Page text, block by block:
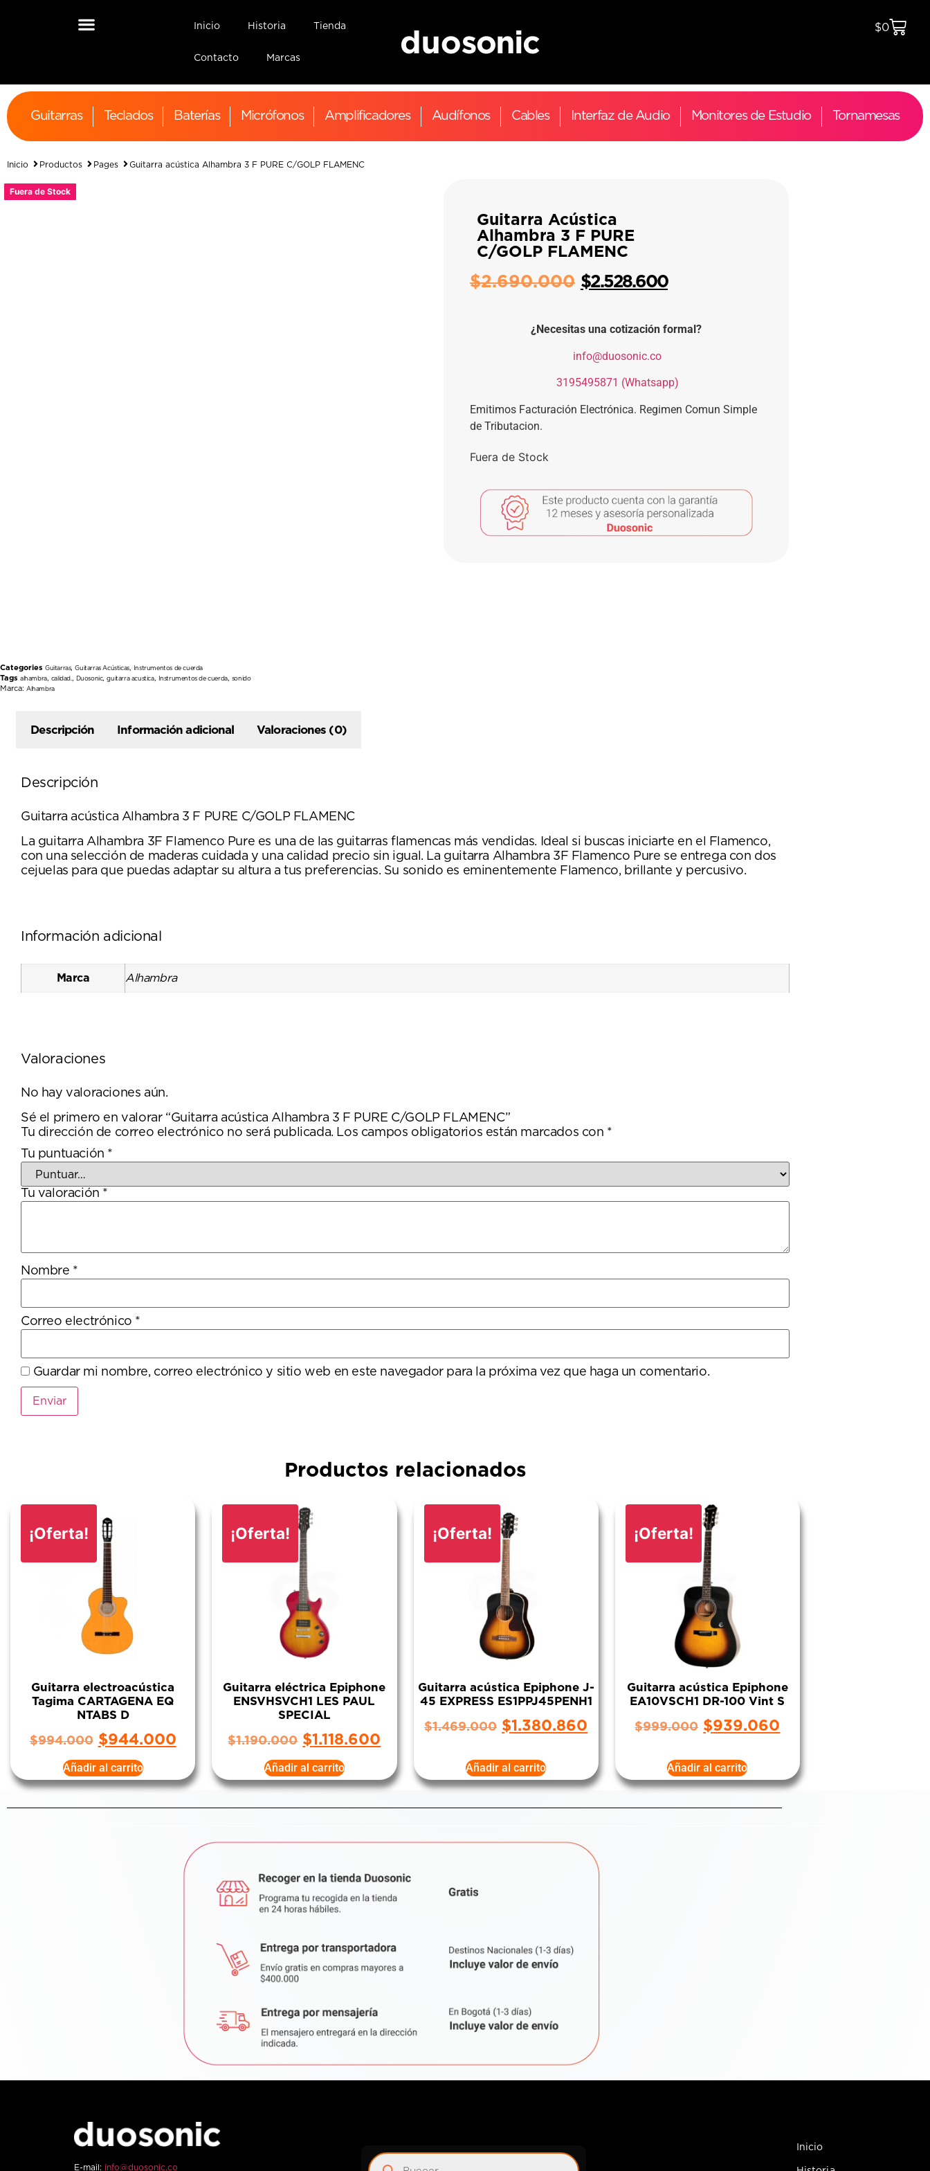
Inicio Historia Tienda
Contacto Marcas
$0
Guitarras Teclados Baterías Micrófonos Amplificadores Audífonos Cables Interfaz de Audio Monitores de Estudio Tornamesas
Inicio Productos Pages Guitarra acústica Alhambra 3 F PURE C/GOLP FLAMENC
Fuera de Stock
Categories Guitarras,Guitarras Acústicas, Instrumentos de cuerda
Tags alhambra, calidad., Duosonic,guitarra acustica, Instrumentos de cuerda, sonido
Marca: Alhambra
Guitarra Acústica
Alhambra 3 F PURE
C/GOLP FLAMENC
$2.690.000 $2.528.600
¿Necesitas una cotización formal?
info@duosonic.co
3195495871 (Whatsapp)
Emitimos Facturación Electrónica. Regimen Comun Simple
de Tributacion.
Fuera de Stock
Descripción Información adicional Valoraciones (0)
Descripción
Guitarra acústica Alhambra 3 F PURE C/GOLP FLAMENC
La guitarra Alhambra 3F Flamenco Pure es una de las guitarras flamencas más vendidas. Ideal si buscas iniciarte en el Flamenco,
con una selección de maderas cuidada y una calidad precio sin igual. La guitarra Alhambra 3F Flamenco Pure se entrega con dos
cejuelas para que puedas adaptar su altura a tus preferencias. Su sonido es eminentemente Flamenco, brillante y percusivo.
Información adicional
Marca Alhambra
Valoraciones
No hay valoraciones aún.
Sé el primero en valorar “Guitarra acústica Alhambra 3 F PURE C/GOLP FLAMENC”
Tu dirección de correo electrónico no será publicada. Los campos obligatorios están marcados con *
Tu puntuación *
Tu valoración *
Nombre *
Correo electrónico *
Guardar mi nombre, correo electrónico y sitio web en este navegador para la próxima vez que haga un comentario.
Productos relacionados
¡Oferta!
Guitarra electroacústica
Tagima CARTAGENA EQ
NTABS D
$994.000 $944.000
Añadir al carrito
¡Oferta!
Guitarra eléctrica Epiphone
ENSVHSVCH1 LES PAUL
SPECIAL
$1.190.000 $1.118.600
Añadir al carrito
¡Oferta!
Guitarra acústica Epiphone J-
45 EXPRESS ES1PPJ45PENH1
$1.469.000 $1.380.860
Añadir al carrito
¡Oferta!
Guitarra acústica Epiphone
EA10VSCH1 DR-100 Vint S
$999.000 $939.060
Añadir al carrito
E-mail: info@duosonic.co
Inicio